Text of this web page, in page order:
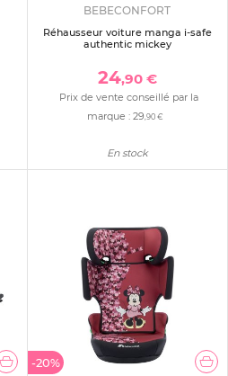
BEBECONFORT
Réhausseur voiture manga i-safe
authentic mickey
24,90 €
Prix de vente conseillé par la
marque :29,90 €
En stock
-20%